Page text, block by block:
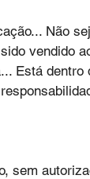
Não
vendido
Está dentro
sem